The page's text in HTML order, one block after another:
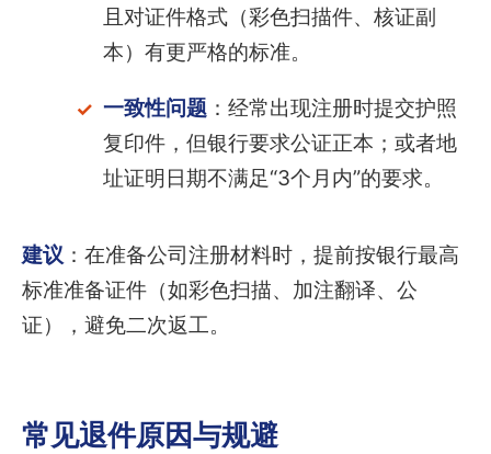
且对证件格式（彩色扫描件、核证副
本）有更严格的标准。
一致性问题：经常出现注册时提交护照
复印件，但银行要求公证正本；或者地
址证明日期不满足“3个月内”的要求。
建议 ：在准备公司注册材料时，提前按银行最高
标准准备证件（如彩色扫描、加注翻译、公
证），避免二次返工。
常见退件原因与规避